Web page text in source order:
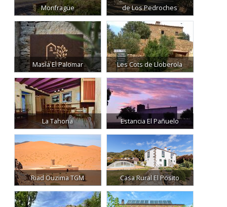
Monfragüe
de Los Pedroches
Masía El Palomar Les Cots de Lloberola
La Tahona Estancia El Pañuelo
Riad Ouzima TGM Casa Rural El Posito